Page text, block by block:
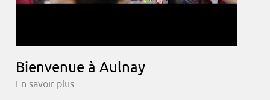
Bienvenue à Aulnay
En savoir plus